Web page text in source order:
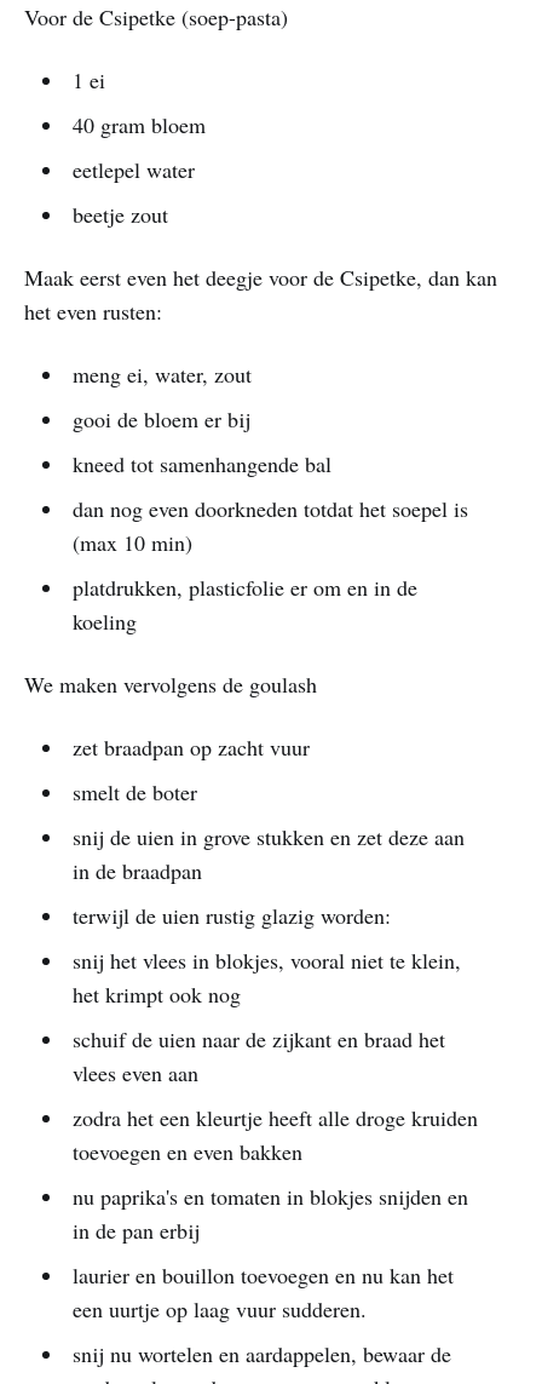
Voor de Csipetke (soep-pasta)
1 ei
40 gram bloem
eetlepel water
beetje zout
Maak eerst even het deegje voor de Csipetke, dan kan
het even rusten:
meng ei, water, zout
gooi de bloem er bij
kneed tot samenhangende bal
dan nog even doorkneden totdat het soepel is
(max 10 min)
platdrukken, plasticfolie er om en in de
koeling
We maken vervolgens de goulash
zet braadpan op zacht vuur
smelt de boter
snij de uien in grove stukken en zet deze aan
in de braadpan
terwijl de uien rustig glazig worden:
snij het vlees in blokjes, vooral niet te klein,
het krimpt ook nog
schuif de uien naar de zijkant en braad het
vlees even aan
zodra het een kleurtje heeft alle droge kruiden
toevoegen en even bakken
nu paprika's en tomaten in blokjes snijden en
in de pan erbij
laurier en bouillon toevoegen en nu kan het
een uurtje op laag vuur sudderen.
snij nu wortelen en aardappelen, bewaar de